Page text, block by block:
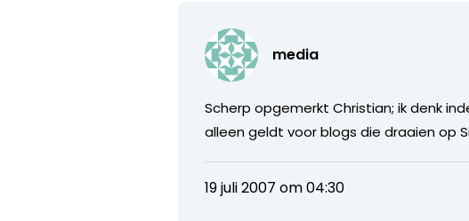
media
Scherp opgemerkt Christian; ik denk
alleen geldt voor blogs die draaien op
19 juli 2007 om 04:30